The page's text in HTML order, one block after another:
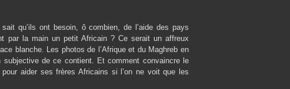
qu’ils ont besoin, ô combien, de l’aide des pays
par la main un petit Africain ? Ce serait un affreux
blanche. Les photos de l’Afrique et du Maghreb en
de ce contient. Et comment convaincre le
aider ses frères Africains si l’on ne voit que les